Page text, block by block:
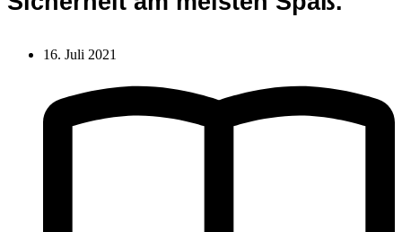
16. Juli 2021